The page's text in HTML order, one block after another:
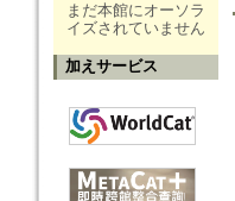
まだ本館にオーソラ
イズされていません
加えサービス